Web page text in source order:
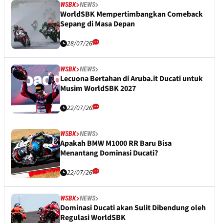
WSBK NEWS
WorldSBK Mempertimbangkan Comeback
Sepang di Masa Depan
28/07/26
WSBK NEWS
Lecuona Bertahan di Aruba.it Ducati untuk
Musim WorldSBK 2027
22/07/26
WSBK NEWS
Apakah BMW M1000 RR Baru Bisa
Menantang Dominasi Ducati?
22/07/26
WSBK NEWS
Dominasi Ducati akan Sulit Dibendung oleh
Regulasi WorldSBK